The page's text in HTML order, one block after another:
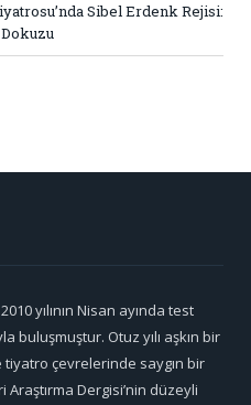
Sibel Erdenk Rejisi:
yılının Nisan ayında test
buluşmuştur. Otuz yılı aşkın bir
tiyatro çevrelerinde saygın bir
Dergisi’nin düzeyli